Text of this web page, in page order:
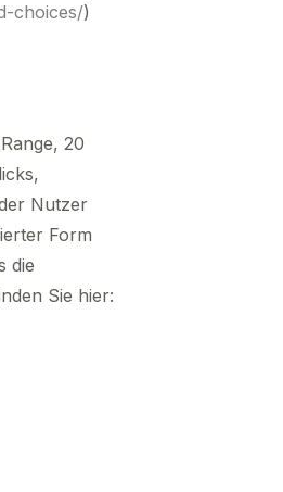
choices/)
20
Nutzer
Form
die
Sie hier: